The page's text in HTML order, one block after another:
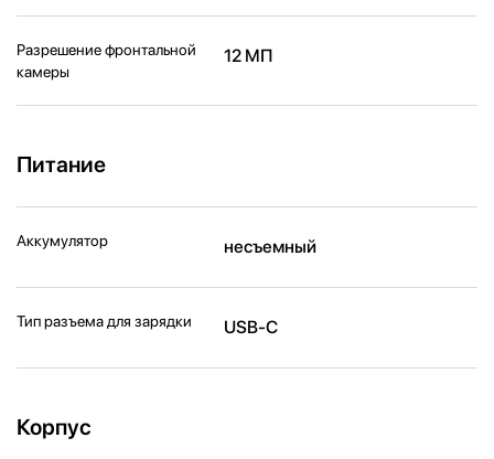
Разрешение фронтальной
камеры
12 МП
Питание
Аккумулятор несъемный
Тип разъема для зарядки USB-C
Корпус